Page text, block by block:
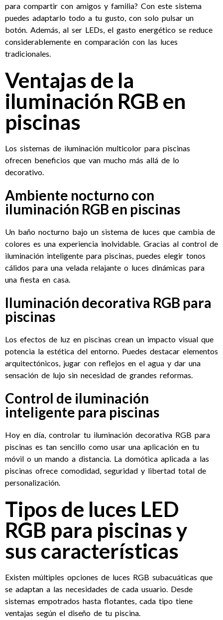
para compartir con amigos y familia? Con este sistema
puedes adaptarlo todo a tu gusto, con solo pulsar un
botón. Además, al ser LEDs, el gasto energético se reduce
considerablemente en comparación con las luces
tradicionales.
Ventajas de la
iluminación RGB en
piscinas
Los sistemas de iluminación multicolor para piscinas
ofrecen beneficios que van mucho más allá de lo
decorativo.
Ambiente nocturno con
iluminación RGB en piscinas
Un baño nocturno bajo un sistema de luces que cambia de
colores es una experiencia inolvidable. Gracias al control de
iluminación inteligente para piscinas, puedes elegir tonos
cálidos para una velada relajante o luces dinámicas para
una fiesta en casa.
Iluminación decorativa RGB para
piscinas
Los efectos de luz en piscinas crean un impacto visual que
potencia la estética del entorno. Puedes destacar elementos
arquitectónicos, jugar con reflejos en el agua y dar una
sensación de lujo sin necesidad de grandes reformas.
Control de iluminación
inteligente para piscinas
Hoy en día, controlar tu iluminación decorativa RGB para
piscinas es tan sencillo como usar una aplicación en tu
móvil o un mando a distancia. La domótica aplicada a las
piscinas ofrece comodidad, seguridad y libertad total de
personalización.
Tipos de luces LED
RGB para piscinas y
sus características
Existen múltiples opciones de luces RGB subacuáticas que
se adaptan a las necesidades de cada usuario. Desde
sistemas empotrados hasta flotantes, cada tipo tiene
ventajas según el diseño de tu piscina.